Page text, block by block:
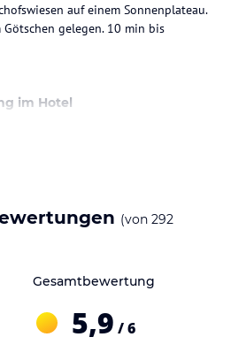
auf einem Sonnenplateau.
gelegen. 10 min bis
im Hotel
Dusche /WC, Telefon, TV, Balkon
3 Suiten bzw. Familiennester
verzaubern
(von 292
Gesamtbewertung
5,9 / 6